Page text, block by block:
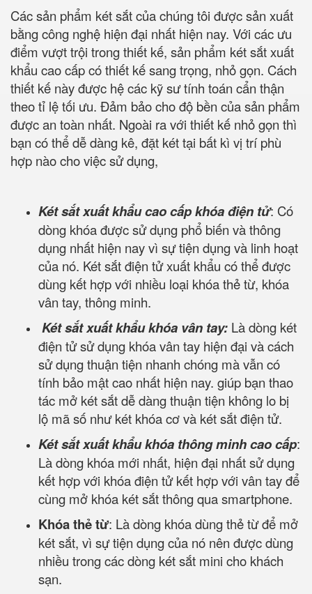
Các sản phẩm két sắt của chúng tôi được sản xuất
bằng công nghệ hiện đại nhất hiện nay. Với các ưu
điểm vượt trội trong thiết kế, sản phẩm két sắt xuất
khẩu cao cấp có thiết kế sang trọng, nhỏ gọn. Cách
thiết kế này được hệ các kỹ sư tính toán cẩn thận
theo tỉ lệ tối ưu. Đảm bảo cho độ bền của sản phẩm
được an toàn nhất. Ngoài ra với thiết kế nhỏ gọn thì
bạn có thể dễ dàng kê, đặt két tại bất kì vị trí phù
hợp nào cho việc sử dụng,
Két sắt xuất khẩu cao cấp khóa điện tử: Có
dòng khóa được sử dụng phổ biến và thông
dụng nhất hiện nay vì sự tiện dụng và linh hoạt
của nó. Két sắt điện tử xuất khẩu có thể được
dùng kết hợp với nhiều loại khóa thẻ từ, khóa
vân tay, thông minh.
Két sắt xuất khẩu khóa vân tay: Là dòng két
điện tử sử dụng khóa vân tay hiện đại và cách
sử dụng thuận tiện nhanh chóng mà vẫn có
tính bảo mật cao nhất hiện nay. giúp bạn thao
tác mở két sắt dễ dàng thuận tiện không lo bị
lộ mã số như két khóa cơ và két sắt điện tử.
Két sắt xuất khẩu khóa thông minh cao cấp:
Là dòng khóa mới nhất, hiện đại nhất sử dụng
kết hợp với khóa điện tử kết hợp với vân tay để
cùng mở khóa két sắt thông qua smartphone.
Khóa thẻ từ: Là dòng khóa dùng thẻ từ để mở
két sắt, vì sự tiện dụng của nó nên được dùng
nhiều trong các dòng két sắt mini cho khách
sạn.